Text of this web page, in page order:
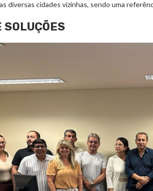
diversas cidades vizinhas, sendo uma
SOLUÇÕES